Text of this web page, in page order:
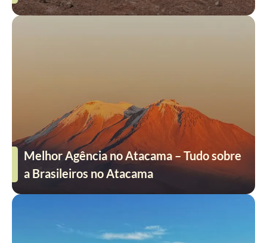
Melhor Agência no Atacama – Tudo sobre
a Brasileiros no Atacama